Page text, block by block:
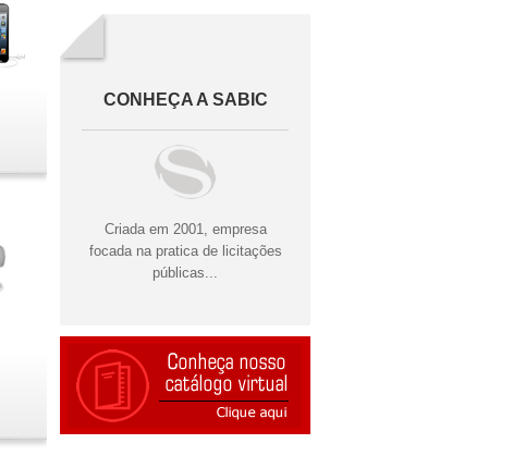
CONHEÇA A SABIC
Criada em 2001, empresa
focada na pratica de licitações
públicas...